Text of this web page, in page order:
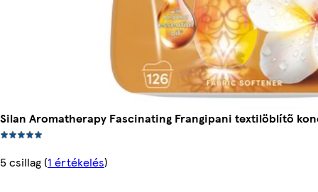
Silan Aromatherapy Fascinating Frangipani textilöblítő
5 csillag (1 értékelés)